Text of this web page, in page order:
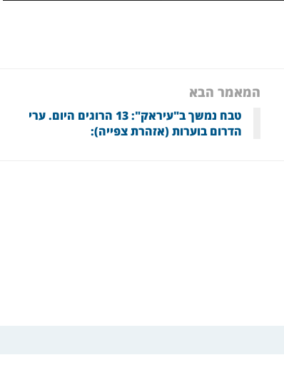
המאמר הבא
טבח נמשך ב"עיראק": 13 הרוגים היום. ערי
הדרום בוערות (אזהרת צפייה):